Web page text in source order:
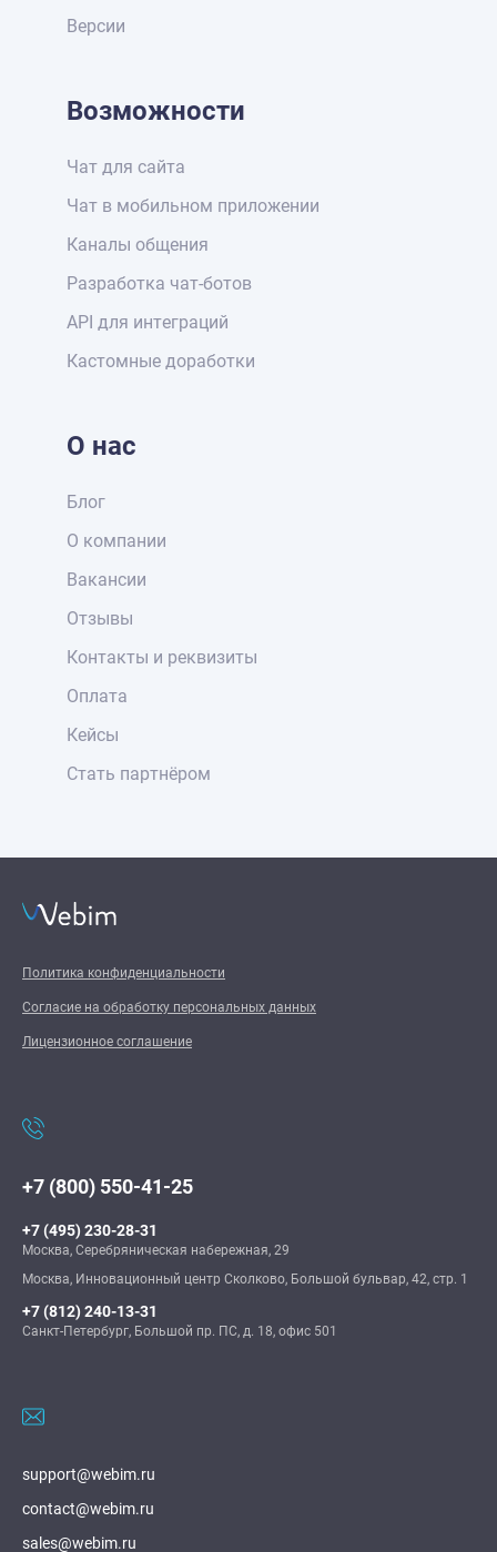
Версии
Возможности
Чат для сайта
Чат в мобильном приложении
Каналы общения
Разработка чат-ботов
API для интеграций
Кастомные доработки
О нас
Блог
О компании
Вакансии
Отзывы
Контакты и реквизиты
Оплата
Кейсы
Стать партнёром
Политика конфиденциальности
Согласие на обработку персональных данных
Лицензионное соглашение
+7 (800) 550-41-25
+7 (495) 230-28-31
Москва, Серебряническая набережная, 29
Москва, Инновационный центр Сколково, Большой бульвар, 42, стр. 1
+7 (812) 240-13-31
Санкт-Петербург, Большой пр. ПС, д. 18, офис 501
support@webim.ru
contact@webim.ru
sales@webim.ru